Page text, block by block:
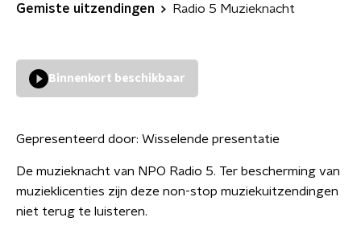
Gemiste uitzendingen Radio 5 Muzieknacht
Binnenkort beschikbaar
Gepresenteerd door: Wisselende presentatie
De muzieknacht van NPO Radio 5. Ter bescherming van
muzieklicenties zijn deze non-stop muziekuitzendingen
niet terug te luisteren.